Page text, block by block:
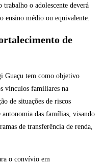
o adolescente deverá
ensino médio ou equivalente.
de
Guaçu tem como objetivo
vínculos familiares na
de situações de riscos
das famílias, visando
de transferência de renda,
o convívio em